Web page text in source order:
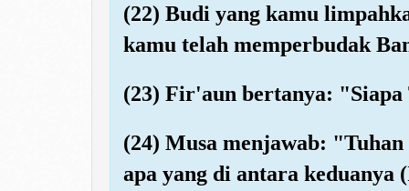
(22) Budi yang kamu
kamu telah memperbudak
(23) Fir'aun bertanya: "Siapa
(24) Musa menjawab:
apa yang di antara